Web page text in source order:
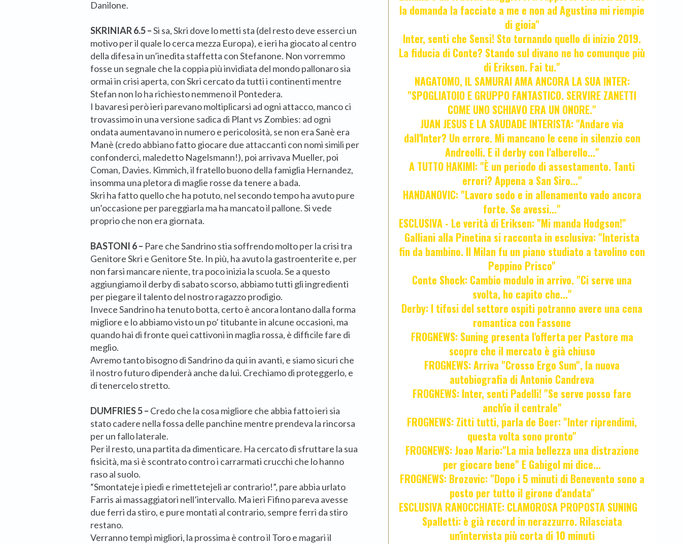
Danilone.
SKRINIAR 6.5 –Si sa, Skri dove lo metti sta (del resto deve esserci un
motivo per il quale lo cerca mezza Europa), e ieri ha giocato al centro
della difesa in un’inedita staffetta con Stefanone. Non vorremmo
fosse un segnale che la coppia più invidiata del mondo pallonaro sia
ormai in crisi aperta, con Skri cercato da tutti i continenti mentre
Stefan non lo ha richiesto nemmeno il Pontedera.
I bavaresi però ieri parevano moltiplicarsi ad ogni attacco, manco ci
trovassimo in una versione sadica di Plant vs Zombies: ad ogni
ondata aumentavano in numero e pericolosità, se non era Sanè era
Manè (credo abbiano fatto giocare due attaccanti con nomi simili per
confonderci, maledetto Nagelsmann!), poi arrivava Mueller, poi
Coman, Davies. Kimmich, il fratello buono della famiglia Hernandez,
insomma una pletora di maglie rosse da tenere a bada.
Skri ha fatto quello che ha potuto, nel secondo tempo ha avuto pure
un’occasione per pareggiarla ma ha mancato il pallone. Si vede
proprio che non era giornata.
BASTONI 6 – Pare che Sandrino stia soffrendo molto per la crisi tra
Genitore Skri e Genitore Ste. In più, ha avuto la gastroenterite e, per
non farsi mancare niente, tra poco inizia la scuola. Se a questo
aggiungiamo il derby di sabato scorso, abbiamo tutti gli ingredienti
per piegare il talento del nostro ragazzo prodigio.
Invece Sandrino ha tenuto botta, certo è ancora lontano dalla forma
migliore e lo abbiamo visto un po’ titubante in alcune occasioni, ma
quando hai di fronte quei cattivoni in maglia rossa, è difficile fare di
meglio.
Avremo tanto bisogno di Sandrino da qui in avanti, e siamo sicuri che
il nostro futuro dipenderà anche da lui. Crechiamo di proteggerlo, e
di tenercelo stretto.
DUMFRIES 5 – Credo che la cosa migliore che abbia fatto ieri sia
stato cadere nella fossa delle panchine mentre prendeva la rincorsa
per un fallo laterale.
Per il resto, una partita da dimenticare. Ha cercato di sfruttare la sua
fisicità, ma si è scontrato contro i carrarmati crucchi che lo hanno
raso al suolo.
“Smontateje i piedi e rimettetejeli ar contrario!”, pare abbia urlato
Farris ai massaggiatori nell’intervallo. Ma ieri Fifino pareva avesse
due ferri da stiro, e pure montati al contrario, sempre ferri da stiro
restano.
Verranno tempi migliori, la prossima è contro il Toro e magari il
la domanda la facciate a me e non ad Agustina mi riempie
di gioia"
Inter, senti che Sensi! Sto tornando quello di inizio 2019.
La fiducia di Conte? Stando sul divano ne ho comunque più
di Eriksen. Fai tu."
NAGATOMO, IL SAMURAI AMA ANCORA LA SUA INTER:
"SPOGLIATOIO E GRUPPO FANTASTICO. SERVIRE ZANETTI
COME UNO SCHIAVO ERA UN ONORE."
JUAN JESUS E LA SAUDADE INTERISTA: "Andare via
dall'Inter? Un errore. Mi mancano le cene in silenzio con
Andreolli. E il derby con l'alberello..."
A TUTTO HAKIMI: "È un periodo di assestamento. Tanti
errori? Appena a San Siro..."
HANDANOVIC: "Lavoro sodo e in allenamento vado ancora
forte. Se avessi..."
ESCLUSIVA - Le verità di Eriksen: "Mi manda Hodgson!"
Galliani alla Pinetina si racconta in esclusiva: "Interista
fin da bambino. Il Milan fu un piano studiato a tavolino con
Peppino Prisco"
Conte Shock: Cambio modulo in arrivo. "Ci serve una
svolta, ho capito che..."
Derby: I tifosi del settore ospiti potranno avere una cena
romantica con Fassone
FROGNEWS: Suning presenta l'offerta per Pastore ma
scopre che il mercato è già chiuso
FROGNEWS: Arriva "Crosso Ergo Sum", la nuova
autobiografia di Antonio Candreva
FROGNEWS: Inter, senti Padelli! "Se serve posso fare
anch'io il centrale"
FROGNEWS: Zitti tutti, parla de Boer: "Inter riprendimi,
questa volta sono pronto"
FROGNEWS: Joao Mario:"La mia bellezza una distrazione
per giocare bene" E Gabigol mi dice...
FROGNEWS: Brozovic: "Dopo i 5 minuti di Benevento sono a
posto per tutto il girone d'andata"
ESCLUSIVA RANOCCHIATE: CLAMOROSA PROPOSTA SUNING
Spalletti: è già record in nerazzurro. Rilasciata
un'intervista più corta di 10 minuti